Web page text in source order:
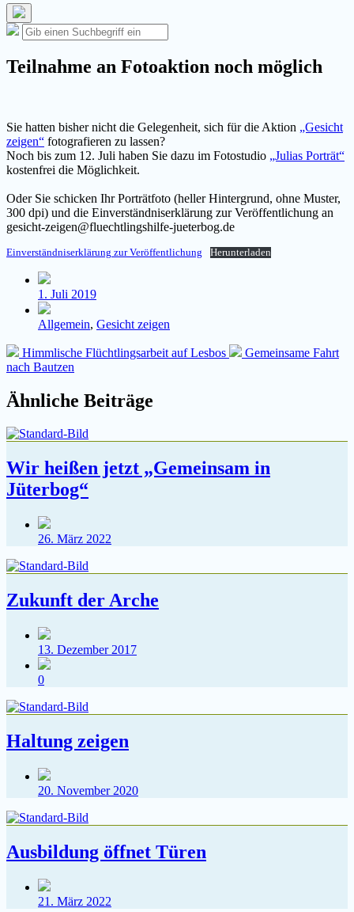
Such-
Overlay
Suche
nach:
Suchen
Teilnahme an Fotoaktion noch möglich
Sie hatten bisher nicht die Gelegenheit, sich für die Aktion „Gesicht
zeigen“ fotografieren zu lassen?
Noch bis zum 12. Juli haben Sie dazu im Fotostudio „Julias Porträt“
kostenfrei die Möglichkeit.
Oder Sie schicken Ihr Porträtfoto (heller Hintergrund, ohne Muster,
300 dpi) und die Einverständniserklärung zur Veröffentlichung an
gesicht-zeigen@fluechtlingshilfe-jueterbog.de
Einverständniserklärung zur Veröffentlichung Herunterladen
Veröffentlichungsdatum
1. Juli 2019
Veröffentlicht
Allgemein, Gesicht zeigen
Vorheriger
Beitrag:
Himmlische Flüchtlingsarbeit auf Lesbos
Nächster
Gemeinsame Fahrt
nach Bautzen
Ähnliche Beiträge
Wir heißen jetzt „Gemeinsam in
Jüterbog“
Veröffentlichungsdatum
26. März 2022
Zukunft der Arche
Veröffentlichungsdatum
13. Dezember 2017
Kommentare
0
Haltung zeigen
Veröffentlichungsdatum
20. November 2020
Ausbildung öffnet Türen
Veröffentlichungsdatum
21. März 2022